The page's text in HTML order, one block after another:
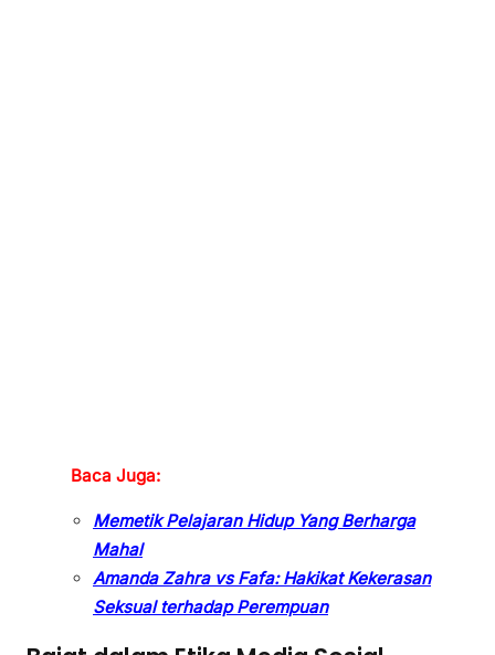
Baca Juga:
Memetik Pelajaran Hidup Yang Berharga
Mahal
Amanda Zahra vs Fafa: Hakikat Kekerasan
Seksual terhadap Perempuan